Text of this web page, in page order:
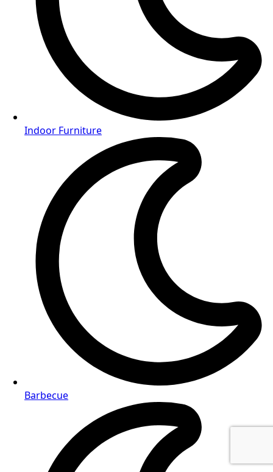
Indoor Furniture
Barbecue